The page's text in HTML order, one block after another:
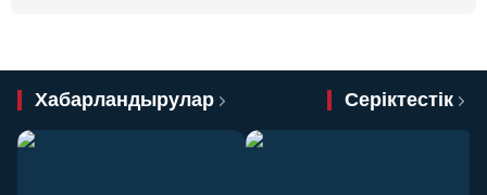
Хабарландырулар Серіктестік